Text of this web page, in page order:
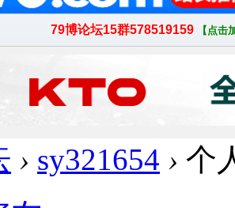
› sy321654 › 个